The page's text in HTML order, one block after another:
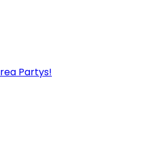
Partys!